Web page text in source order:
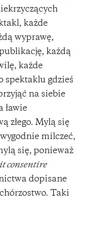
każde
wyprawę,
każdą
każde
spektaklu gdzieś
na siebie
ławie
złego. Mylą się
milczeć,
się, ponieważ
consentire
dopisane
Taki